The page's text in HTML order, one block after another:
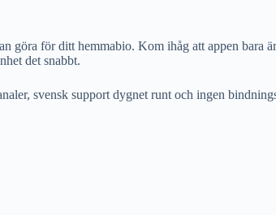
göra för ditt hemmabio. Kom ihåg att appen bara
det snabbt.
svensk support dygnet runt och ingen